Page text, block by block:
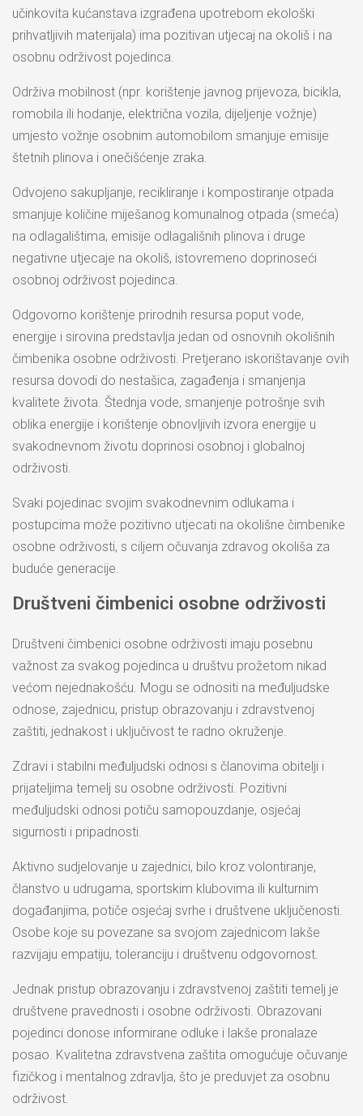
učinkovita kućanstava izgrađena upotrebom ekološki
prihvatljivih materijala) ima pozitivan utjecaj na okoliš i na
osobnu održivost pojedinca.
Održiva mobilnost (npr. korištenje javnog prijevoza, bicikla,
romobila ili hodanje, električna vozila, dijeljenje vožnje)
umjesto vožnje osobnim automobilom smanjuje emisije
štetnih plinova i onečišćenje zraka.
Odvojeno sakupljanje, recikliranje i kompostiranje otpada
smanjuje količine miješanog komunalnog otpada (smeća)
na odlagalištima, emisije odlagališnih plinova i druge
negativne utjecaje na okoliš, istovremeno doprinoseći
osobnoj održivost pojedinca.
Odgovorno korištenje prirodnih resursa poput vode,
energije i sirovina predstavlja jedan od osnovnih okolišnih
čimbenika osobne održivosti. Pretjerano iskorištavanje ovih
resursa dovodi do nestašica, zagađenja i smanjenja
kvalitete života. Štednja vode, smanjenje potrošnje svih
oblika energije i korištenje obnovljivih izvora energije u
svakodnevnom životu doprinosi osobnoj i globalnoj
održivosti.
Svaki pojedinac svojim svakodnevnim odlukama i
postupcima može pozitivno utjecati na okolišne čimbenike
osobne održivosti, s ciljem očuvanja zdravog okoliša za
buduće generacije.
Društveni čimbenici osobne održivosti
Društveni čimbenici osobne održivosti imaju posebnu
važnost za svakog pojedinca u društvu prožetom nikad
većom nejednakošću. Mogu se odnositi na međuljudske
odnose, zajednicu, pristup obrazovanju i zdravstvenoj
zaštiti, jednakost i uključivost te radno okruženje.
Zdravi i stabilni međuljudski odnosi s članovima obitelji i
prijateljima temelj su osobne održivosti. Pozitivni
međuljudski odnosi potiču samopouzdanje, osjećaj
sigurnosti i pripadnosti.
Aktivno sudjelovanje u zajednici, bilo kroz volontiranje,
članstvo u udrugama, sportskim klubovima ili kulturnim
događanjima, potiče osjećaj svrhe i društvene uključenosti.
Osobe koje su povezane sa svojom zajednicom lakše
razvijaju empatiju, toleranciju i društvenu odgovornost.
Jednak pristup obrazovanju i zdravstvenoj zaštiti temelj je
društvene pravednosti i osobne održivosti. Obrazovani
pojedinci donose informirane odluke i lakše pronalaze
posao. Kvalitetna zdravstvena zaštita omogućuje očuvanje
fizičkog i mentalnog zdravlja, što je preduvjet za osobnu
održivost.